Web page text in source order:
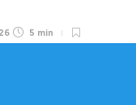
5 min